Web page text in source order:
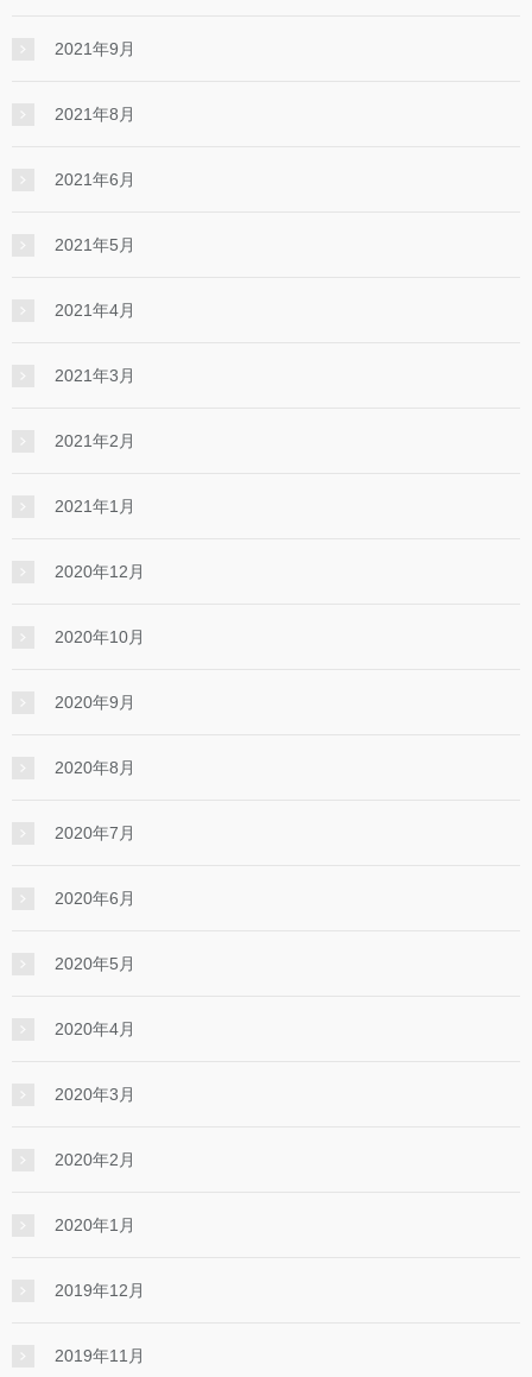
2021年9月
2021年8月
2021年6月
2021年5月
2021年4月
2021年3月
2021年2月
2021年1月
2020年12月
2020年10月
2020年9月
2020年8月
2020年7月
2020年6月
2020年5月
2020年4月
2020年3月
2020年2月
2020年1月
2019年12月
2019年11月